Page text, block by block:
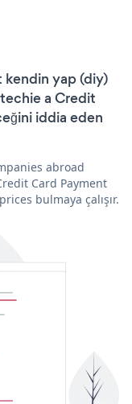
kendin yap (diy)
a Credit
iddia eden
abroad
Card Payment
bulmaya çalışır.